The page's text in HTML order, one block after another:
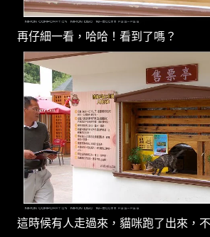
再仔細一看，哈哈！看到了嗎？
這時候有人走過來，貓咪跑了出來，